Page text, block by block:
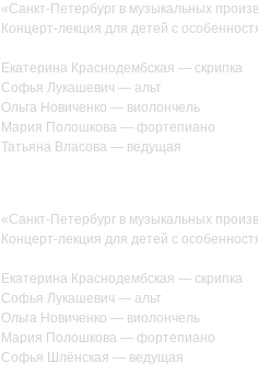
«Санкт-Петербург в музыкальных
Концерт-лекция для детей с
Екатерина Краснодембская — скрипка
Софья Лукашевич — альт
Ольга Новиченко — виолончель
Мария Полошкова — фортепиано
Татьяна Власова — ведущая
«Санкт-Петербург в музыкальных
Концерт-лекция для детей с
Екатерина Краснодембская — скрипка
Софья Лукашевич — альт
Ольга Новиченко — виолончель
Мария Полошкова — фортепиано
Софья Шлёнская — ведущая